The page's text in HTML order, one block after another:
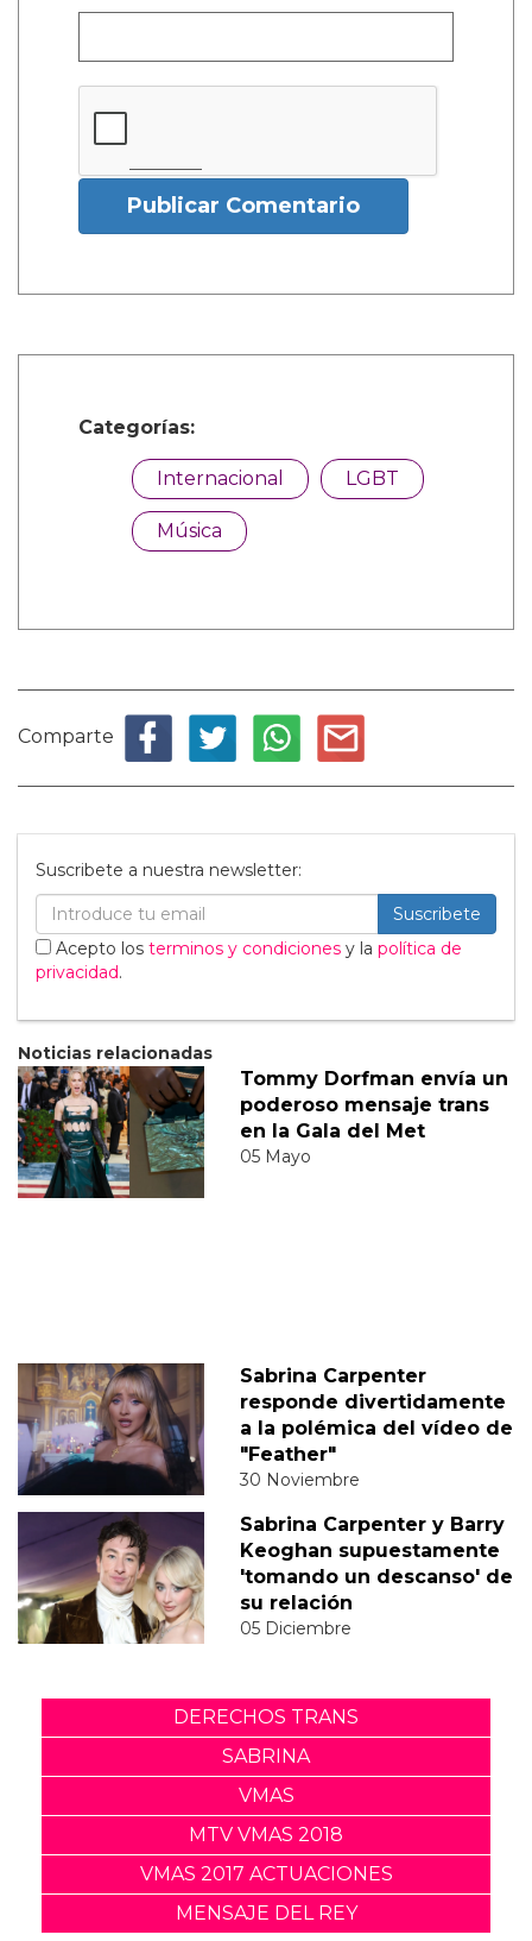
Publicar Comentario
Categorías:
Internacional LGBT
Música
Comparte
Suscribete a nuestra newsletter:
Suscribete
Acepto los terminos y condiciones y la política de
privacidad.
Noticias relacionadas
Tommy Dorfman envía un
poderoso mensaje trans
en la Gala del Met
05 Mayo
Sabrina Carpenter
responde divertidamente
a la polémica del vídeo de
"Feather"
30 Noviembre
Sabrina Carpenter y Barry
Keoghan supuestamente
'tomando un descanso' de
su relación
05 Diciembre
DERECHOS TRANS
SABRINA
VMAS
MTV VMAS 2018
VMAS 2017 ACTUACIONES
MENSAJE DEL REY